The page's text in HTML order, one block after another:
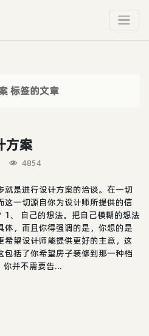
标签的文章
方案
4854
就是进行设计方案的洽谈。在一切
这一切源自你为设计师所提供的信
、 自己的想法。把自己模糊的想法
，而且你得强调的是，你想的是
望设计师能提供更好的主意，这
包括了你希望房子装修到那一种档
你并不需要告...